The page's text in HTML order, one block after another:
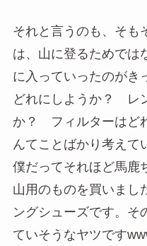
それと言うのも、そも
は、山に登るためでは
に入っていったのがき
どれにしようか？ レ
か？ フィルターはど
んてことばかり考えて
僕だってそれほど馬鹿
山用のものを買いまし
ングシューズです。そ
ていそうなヤツです